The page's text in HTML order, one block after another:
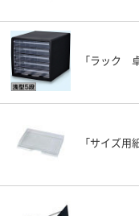
「ラック
「サイズ